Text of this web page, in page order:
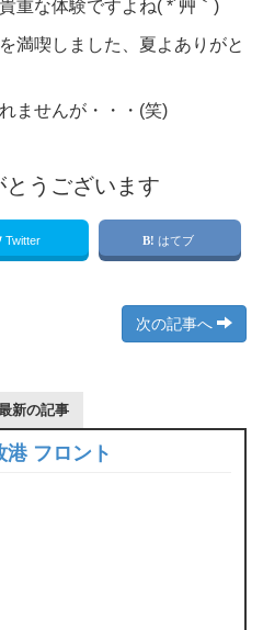
重な体験ですよね( *´艸｀)
満喫しました、夏よありがと
ませんが・・・(笑)
とうございます
Twitter はてブ
次の記事へ
新の記事
港 フロント